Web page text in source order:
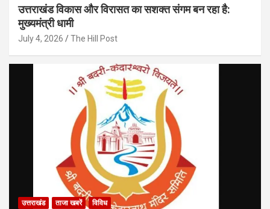
उत्तराखंड विकास और विरासत का सशक्त संगम बन रहा है:
मुख्यमंत्री धामी
July 4, 2026 The Hill Post
उत्तराखंड ताजा खबरें विविध